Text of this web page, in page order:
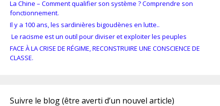
La Chine – Comment qualifier son système ? Comprendre son
fonctionnement.
Il y a 100 ans, les sardinières bigoudènes en lutte..
Le racisme est un outil pour diviser et exploiter les peuples
FACE À LA CRISE DE RÉGIME, RECONSTRUIRE UNE CONSCIENCE DE
CLASSE.
Suivre le blog (être averti d’un nouvel article)